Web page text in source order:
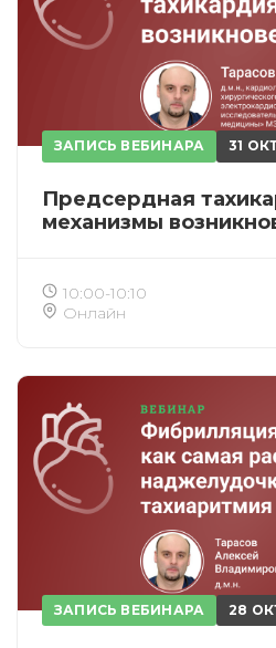
ЗАПИСЬ ВЕБИНАРА 31
Предсердная
механизмы
10:00-10:10
Онлайн
ЗАПИСЬ ВЕБИНАРА 28